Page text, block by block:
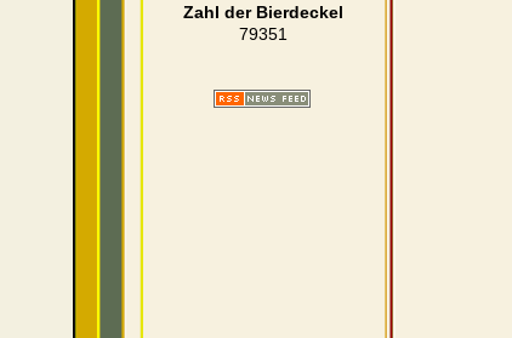
Zahl der Bierdeckel
79351